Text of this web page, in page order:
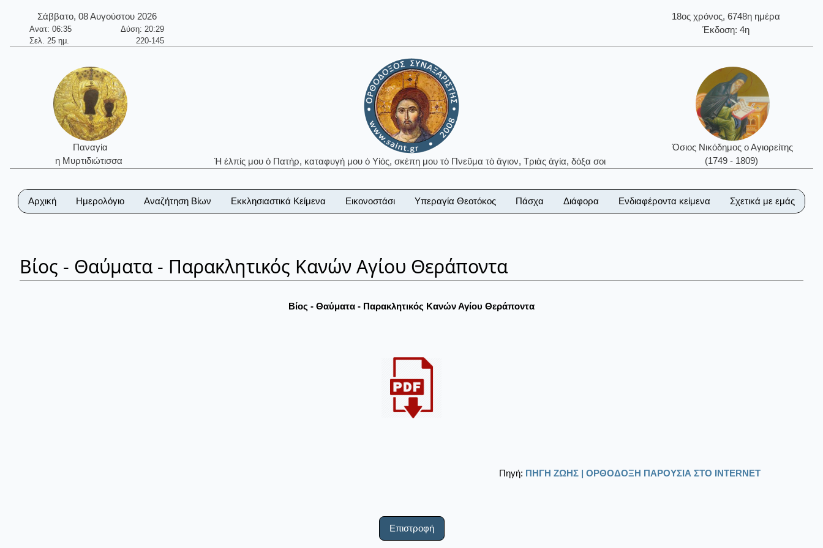
Σάββατο, 08 Αυγούστου 2026
Ανατ: 06:35
Δύση: 20:29
Σελ. 25 ημ.
220-145
18ος χρόνος, 6748η ημέρα
Έκδοση: 4η
Παναγία
η Μυρτιδιώτισσα
Ἡ ἐλπίς μου ὁ Πατήρ, καταφυγή μου ὁ Υἱός, σκέπη μου τὸ Πνεῦμα τὸ ἅγιον, Τριὰς ἁγία, δόξα σοι
Όσιος Νικόδημος ο Αγιορείτης
(1749 - 1809)
Αρχική Ημερολόγιο Αναζήτηση Βίων Εκκλησιαστικά Κείμενα Εικονοστάσι Υπεραγία Θεοτόκος Πάσχα Διάφορα Ενδιαφέροντα κείμενα Σχετικά με εμάς
Βίος - Θαύματα - Παρακλητικός Κανών Αγίου Θεράποντα
Βίος - Θαύματα - Παρακλητικός Κανών Αγίου Θεράποντα
Πηγή: ΠΗΓΗ ΖΩΗΣ | ΟΡΘΟΔΟΞΗ ΠΑΡΟΥΣΙΑ ΣΤΟ INTERNET
Επιστροφή